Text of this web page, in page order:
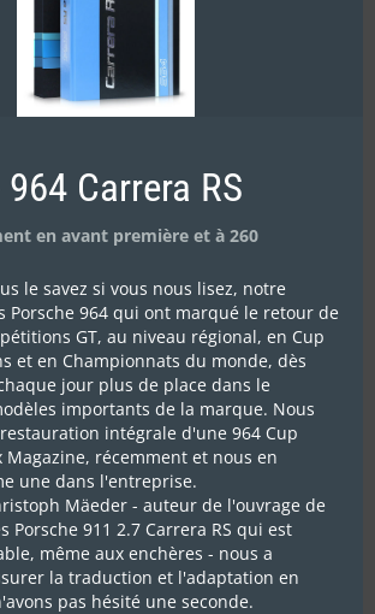
N°291
Détails
Carrera RS
en avant première et à 260
le savez si vous nous lisez, notre
Porsche 964 qui ont marqué le retour de
GT, au niveau régional, en Cup
et en Championnats du monde, dès
jour plus de place dans le
importants de la marque. Nous
intégrale d'une 964 Cup
Magazine, récemment et nous en
une dans l'entreprise.
Mäeder - auteur de l'ouvrage de
Porsche 911 2.7 Carrera RS qui est
même aux enchères - nous a
la traduction et l'adaptation en
pas hésité une seconde.